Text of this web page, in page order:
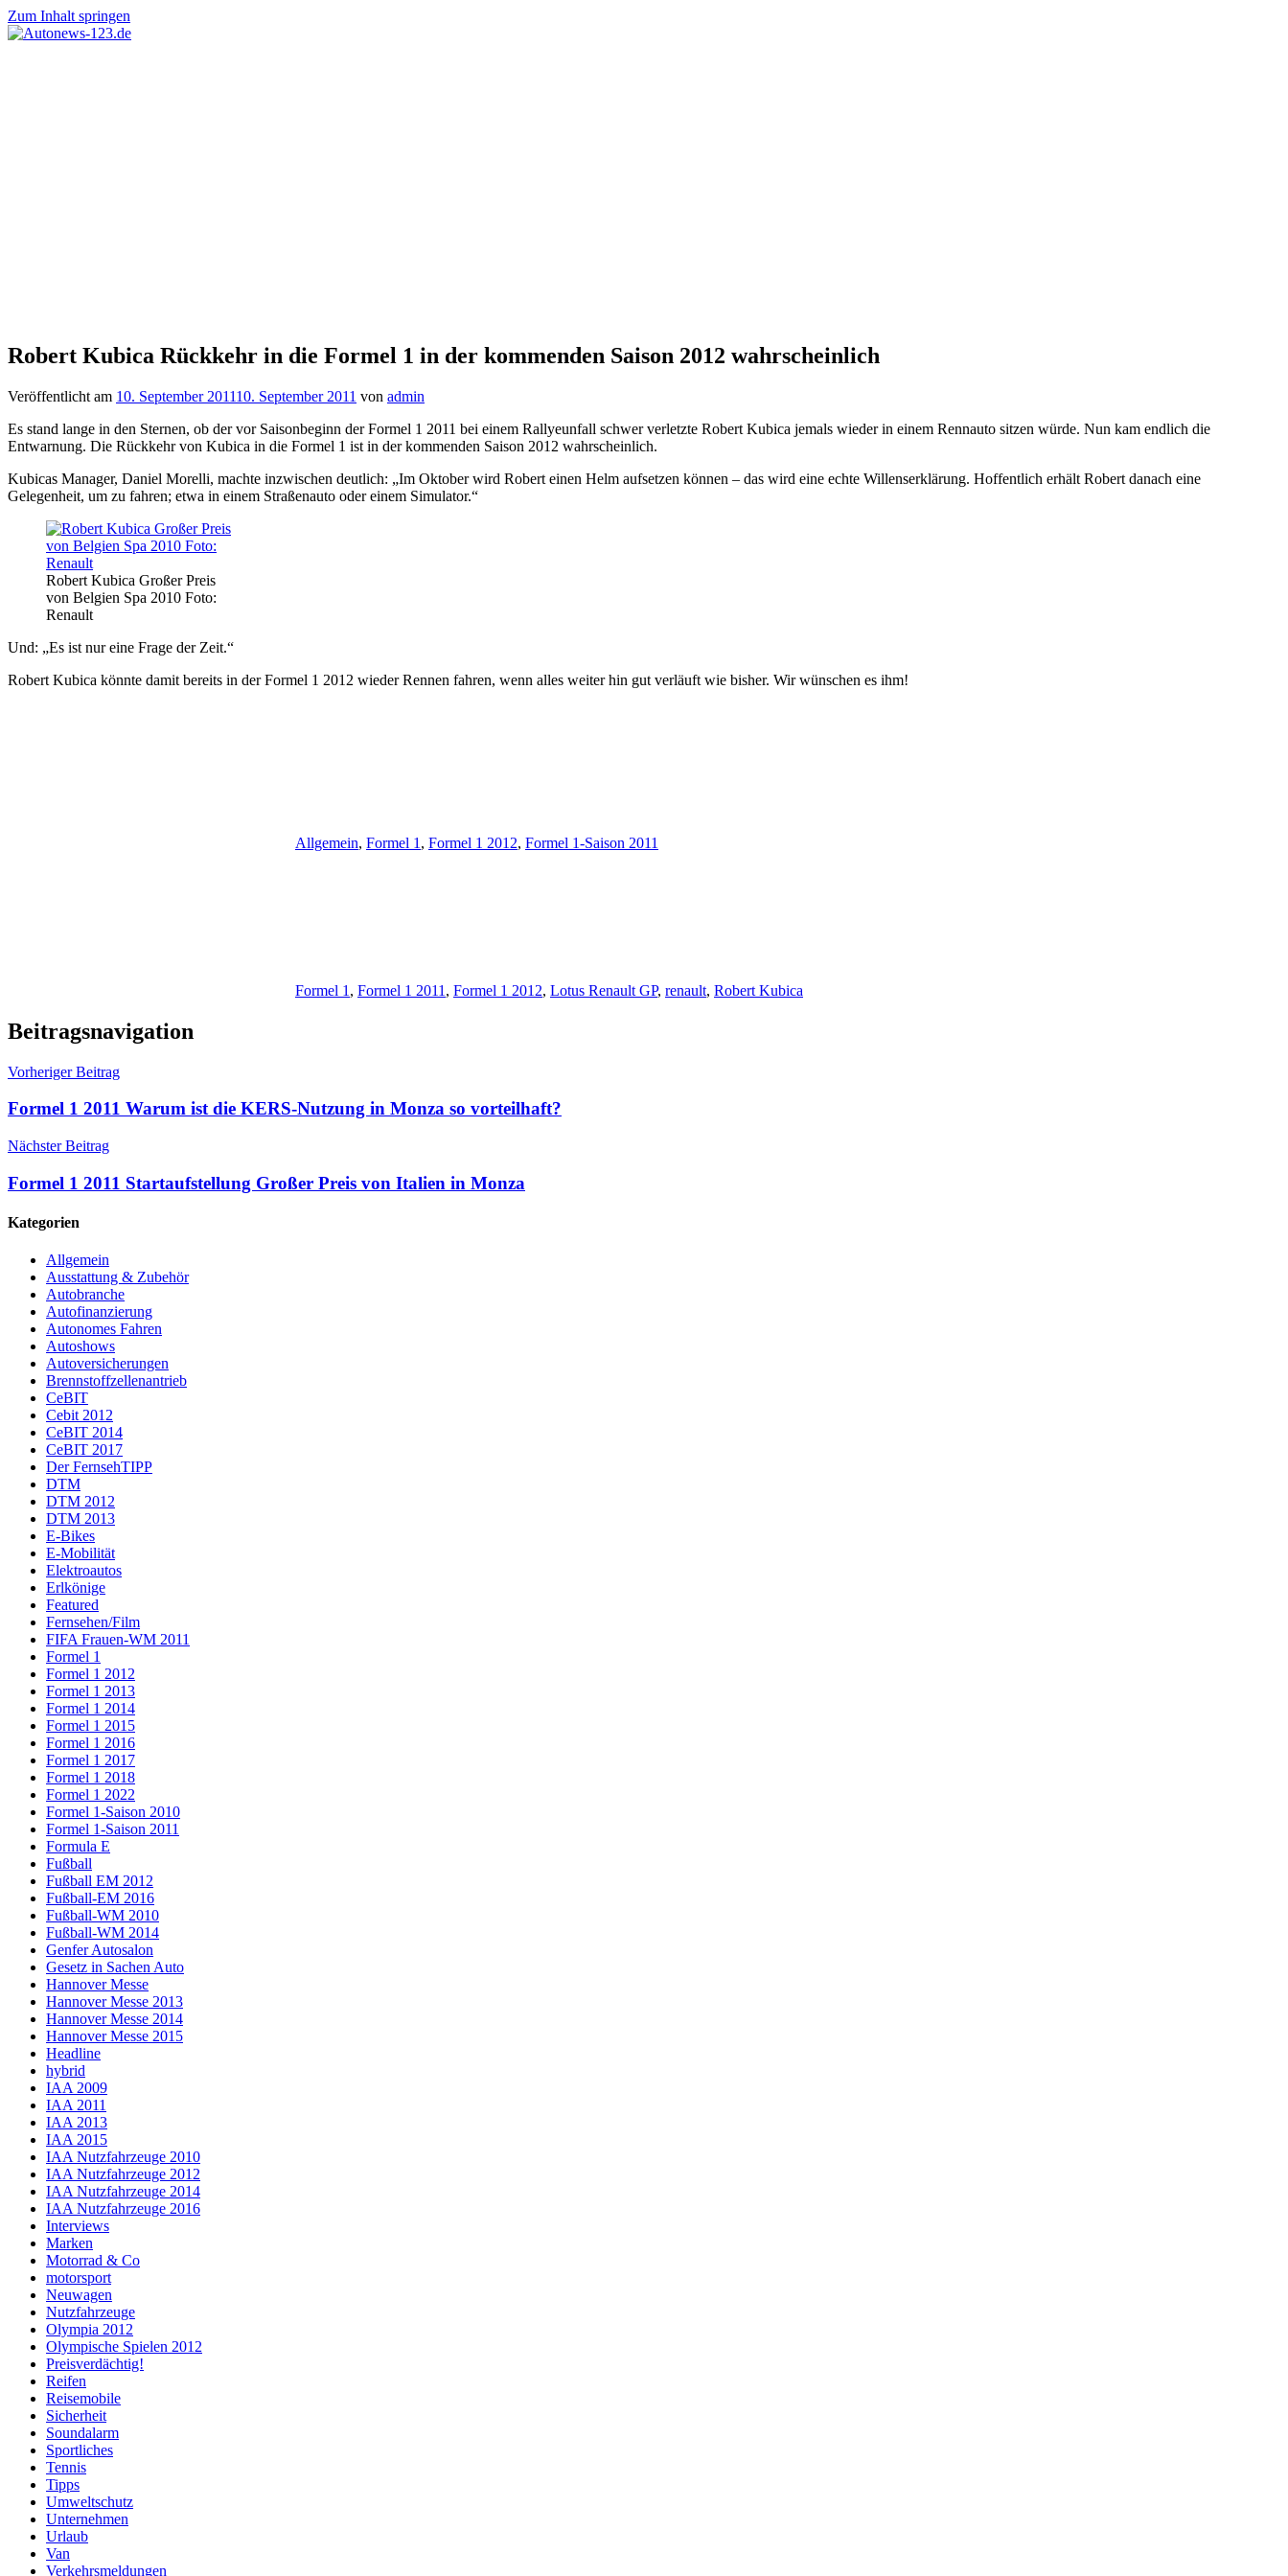
Zum Inhalt springen
Robert Kubica Rückkehr in die Formel 1 in der kommenden Saison 2012 wahrscheinlich
Veröffentlicht am 10. September 201110. September 2011 von admin
Es stand lange in den Sternen, ob der vor Saisonbeginn der Formel 1 2011 bei einem Rallyeunfall schwer verletzte Robert Kubica jemals wieder in einem Rennauto sitzen würde. Nun kam endlich die
Entwarnung. Die Rückkehr von Kubica in die Formel 1 ist in der kommenden Saison 2012 wahrscheinlich.
Kubicas Manager, Daniel Morelli, machte inzwischen deutlich: „Im Oktober wird Robert einen Helm aufsetzen können – das wird eine echte Willenserklärung. Hoffentlich erhält Robert danach eine
Gelegenheit, um zu fahren; etwa in einem Straßenauto oder einem Simulator.“
Robert Kubica Großer Preis
von Belgien Spa 2010 Foto:
Renault
Und: „Es ist nur eine Frage der Zeit.“
Robert Kubica könnte damit bereits in der Formel 1 2012 wieder Rennen fahren, wenn alles weiter hin gut verläuft wie bisher. Wir wünschen es ihm!
Allgemein, Formel 1 , Formel 1 2012, Formel 1-Saison 2011
Formel 1 , Formel 1 2011 , Formel 1 2012, Lotus Renault GP, renault, Robert Kubica
Beitragsnavigation
Vorheriger Beitrag
Formel 1 2011 Warum ist die KERS-Nutzung in Monza so vorteilhaft?
Nächster Beitrag
Formel 1 2011 Startaufstellung Großer Preis von Italien in Monza
Kategorien
Allgemein
Ausstattung & Zubehör
Autobranche
Autofinanzierung
Autonomes Fahren
Autoshows
Autoversicherungen
Brennstoffzellenantrieb
CeBIT
Cebit 2012
CeBIT 2014
CeBIT 2017
Der FernsehTIPP
DTM
DTM 2012
DTM 2013
E-Bikes
E-Mobilität
Elektroautos
Erlkönige
Featured
Fernsehen/Film
FIFA Frauen-WM 2011
Formel 1
Formel 1 2012
Formel 1 2013
Formel 1 2014
Formel 1 2015
Formel 1 2016
Formel 1 2017
Formel 1 2018
Formel 1 2022
Formel 1-Saison 2010
Formel 1-Saison 2011
Formula E
Fußball
Fußball EM 2012
Fußball-EM 2016
Fußball-WM 2010
Fußball-WM 2014
Genfer Autosalon
Gesetz in Sachen Auto
Hannover Messe
Hannover Messe 2013
Hannover Messe 2014
Hannover Messe 2015
Headline
hybrid
IAA 2009
IAA 2011
IAA 2013
IAA 2015
IAA Nutzfahrzeuge 2010
IAA Nutzfahrzeuge 2012
IAA Nutzfahrzeuge 2014
IAA Nutzfahrzeuge 2016
Interviews
Marken
Motorrad & Co
motorsport
Neuwagen
Nutzfahrzeuge
Olympia 2012
Olympische Spielen 2012
Preisverdächtig!
Reifen
Reisemobile
Sicherheit
Soundalarm
Sportliches
Tennis
Tipps
Umweltschutz
Unternehmen
Urlaub
Van
Verkehrsmeldungen